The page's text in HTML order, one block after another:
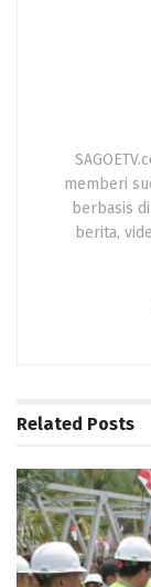
memberi
berbasis
berita,
Related Posts